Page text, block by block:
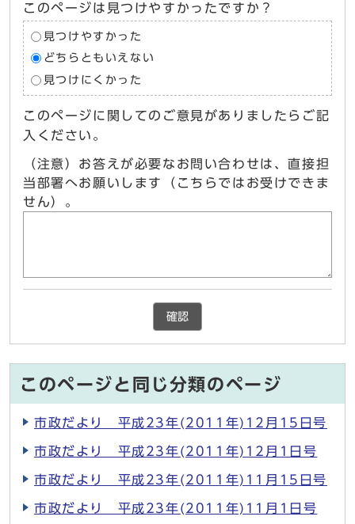
このページは見つけやすかったですか？
見つけやすかった
どちらともいえない
見つけにくかった
このページに関してのご意見がありましたらご記
入ください。
（注意）お答えが必要なお問い合わせは、直接担
当部署へお願いします（こちらではお受けできま
せん）。
確認
このページと同じ分類のページ
市政だより 平成23年(2011年)12月15日号
市政だより 平成23年(2011年)12月1日号
市政だより 平成23年(2011年)11月15日号
市政だより 平成23年(2011年)11月1日号